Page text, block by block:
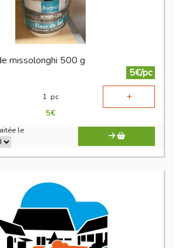
missolonghi 500 g
5€/pc
1 pc +
5€
le